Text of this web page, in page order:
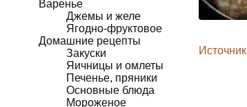
Варенье
Джемы и желе
Ягодно-фруктовое
Домашние рецепты
Закуски
Яичницы и омлеты
Печенье, пряники
Основные блюда
Мороженое
Источник